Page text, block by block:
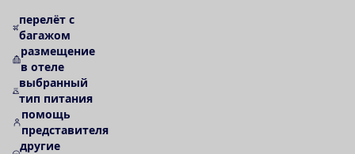
перелёт с
багажом
размещение
в отеле
выбранный
тип питания
помощь
представителя
другие